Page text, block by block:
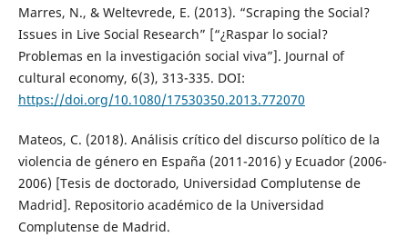
Marres, N., & Weltevrede, E. (2013). “Scraping the Social?
Issues in Live Social Research” [“¿Raspar lo social?
Problemas en la investigación social viva”]. Journal of
cultural economy, 6(3), 313-335. DOI:
https://doi.org/10.1080/17530350.2013.772070
Mateos, C. (2018). Análisis crítico del discurso político de la
violencia de género en España (2011-2016) y Ecuador (2006-
2006) [Tesis de doctorado, Universidad Complutense de
Madrid]. Repositorio académico de la Universidad
Complutense de Madrid.